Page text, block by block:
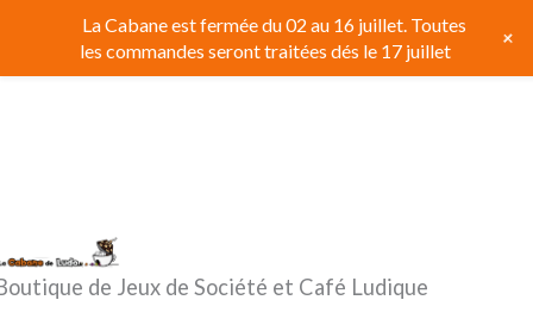
contenu
de Jeux de Société et Café Ludique
La Cabane est fermée du 02 au 16 juillet. Toutes
les commandes seront traitées dés le 17 juillet
+